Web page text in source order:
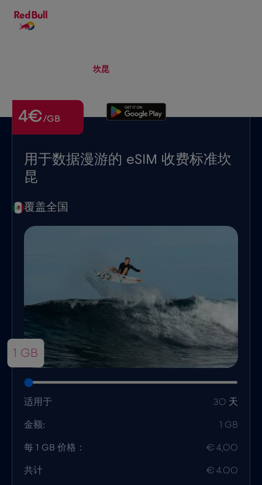
坎昆
用于数据漫游的 eSIM 收费标准坎
昆
4€/GB
覆盖全国
1 GB
适用于 30 天
金额: 1 GB
每 1 GB 价格： € 4,00
共计 € 4.00